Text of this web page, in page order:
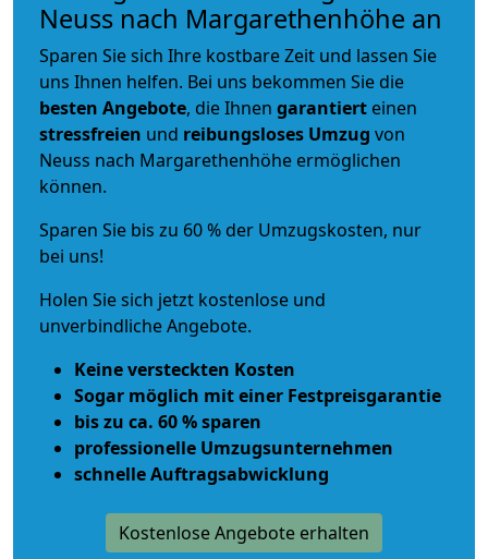
Neuss nach Margarethenhöhe an
Sparen Sie sich Ihre kostbare Zeit und lassen Sie
uns Ihnen helfen. Bei uns bekommen Sie die
besten Angebote, die Ihnen garantiert einen
stressfreien und reibungsloses Umzug von
Neuss nach Margarethenhöhe ermöglichen
können.
Sparen Sie bis zu 60 % der Umzugskosten, nur
bei uns!
Holen Sie sich jetzt kostenlose und
unverbindliche Angebote.
Keine versteckten Kosten
Sogar möglich mit einer Festpreisgarantie
bis zu ca. 60 % sparen
professionelle Umzugsunternehmen
schnelle Auftragsabwicklung
Kostenlose Angebote erhalten